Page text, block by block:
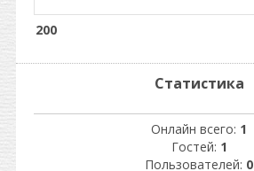
200
Статистика
Онлайн всего: 1
Гостей: 1
Пользователей: 0